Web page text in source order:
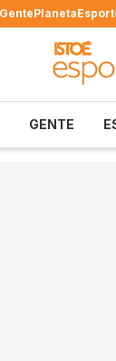
GentePlaneta
GENTE